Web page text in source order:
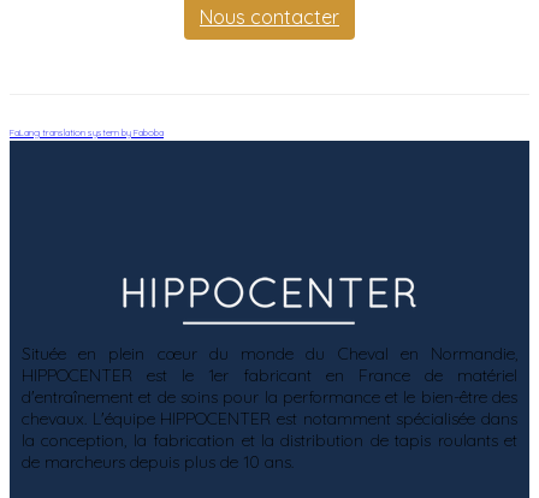
Nous contacter
FaLang translation system by Faboba
Située en plein cœur du monde du Cheval en Normandie,
HIPPOCENTER est le 1er fabricant en France de matériel
d'entraînement et de soins pour la performance et le bien-être des
chevaux. L'équipe HIPPOCENTER est notamment spécialisée dans
la conception, la fabrication et la distribution de tapis roulants et
de marcheurs depuis plus de 10 ans.